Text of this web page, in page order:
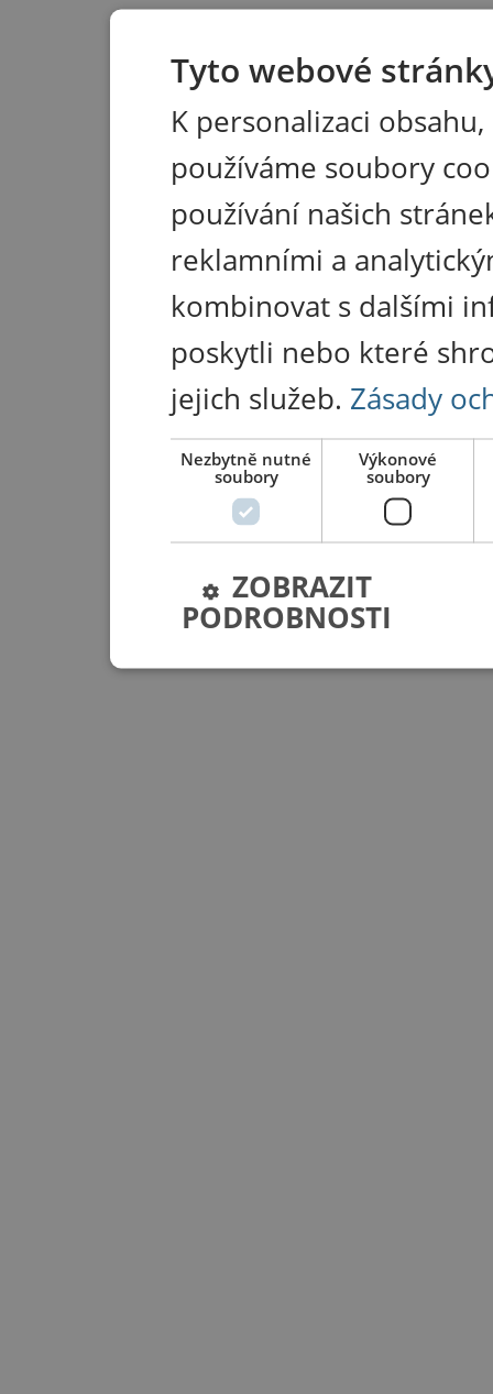
Tyto webové
K personalizaci
používáme soubory
používání našich
reklamními a
kombinovat s dalšími
poskytli nebo které
jejich služeb. Zásady
Nezbytně nutné
soubory
Výkonové
soubory
ZOBRAZIT
PODROBNOSTI